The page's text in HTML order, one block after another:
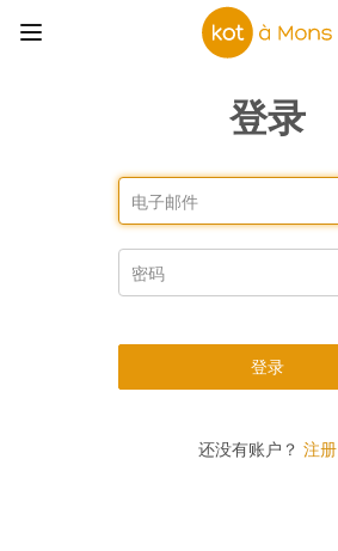
登录
登录
还没有账户？ 注册